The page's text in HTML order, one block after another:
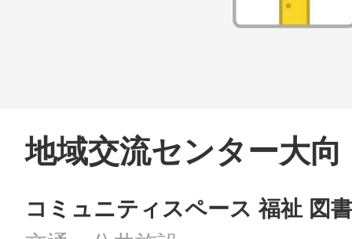
地域交流センター大向
コミュニティスペース 福祉 図
鎌倉
相模原